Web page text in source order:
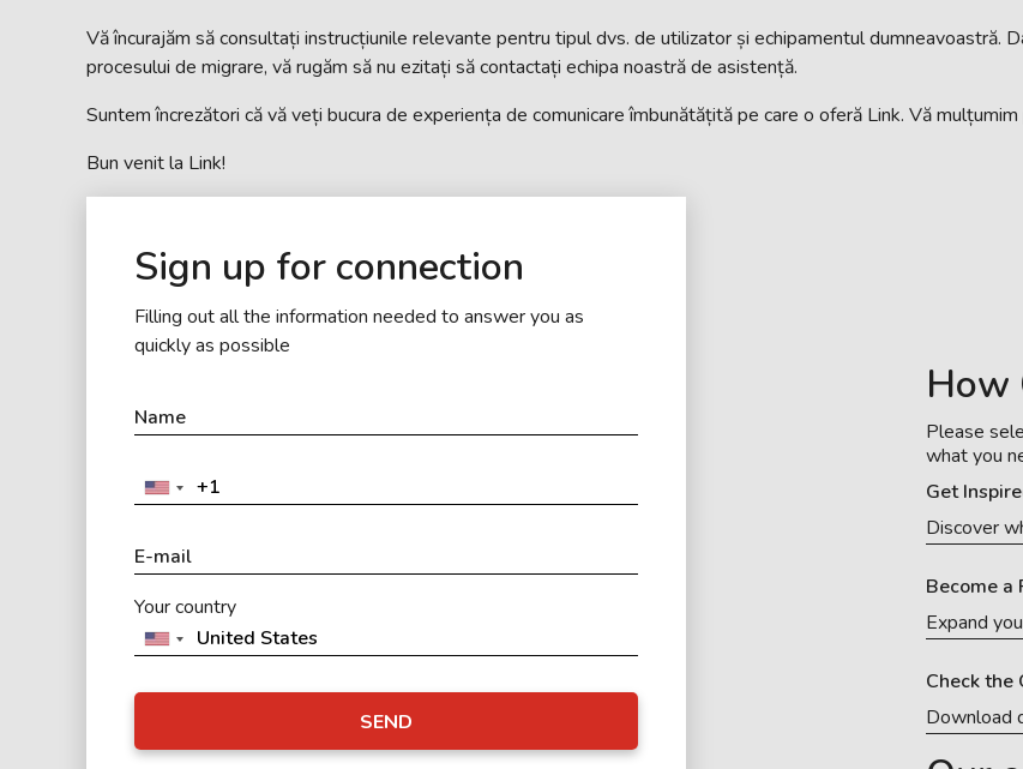
Vă încurajăm să consultați instrucțiunile relevante pentru tipul dvs. de utilizator și echipamentul dumneavoastră.
procesului de migrare, vă rugăm să nu ezitați să contactați echipa noastră de asistență.
Suntem încrezători că vă veți bucura de experiența de comunicare îmbunătățită pe care o oferă Link. Vă
Bun venit la Link!
Sign up for connection
Filling out all the information needed to answer you as
quickly as possible
Your country
SEND
How
Please
what you
Get
Discover
Become a
Expand
Check the
Download